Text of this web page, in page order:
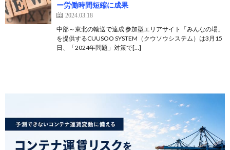
ー労働時間短縮に成果
2024.03.18
中部～東北の輸送で達成 参加型エリアサイト「みんなの場」
を提供するCUUSOO SYSTEM（クウソウシステム）は3月15
日、「2024年問題」対策で[…]